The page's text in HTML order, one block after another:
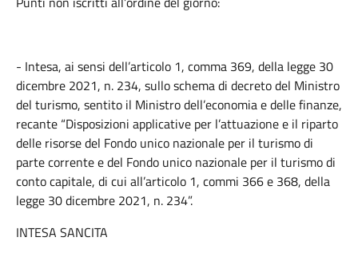
- Intesa, ai sensi dell’articolo 1, comma 369, della legge 30
dicembre 2021, n. 234, sullo schema di decreto del Ministro
del turismo, sentito il Ministro dell’economia e delle finanze,
recante “Disposizioni applicative per l’attuazione e il riparto
delle risorse del Fondo unico nazionale per il turismo di
parte corrente e del Fondo unico nazionale per il turismo di
conto capitale, di cui all’articolo 1, commi 366 e 368, della
legge 30 dicembre 2021, n. 234”.
INTESA SANCITA